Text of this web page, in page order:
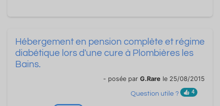
Hébergement en pension complète et régime
diabétique lors d'une cure à Plombières les
Bains.
- posée par G.Rare le 25/08/2015
Question utile ? 4